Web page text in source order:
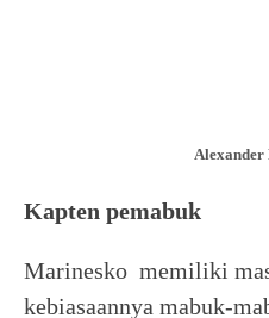
Alexander
Kapten pemabuk
Marinesko memiliki
kebiasaannya mabuk-